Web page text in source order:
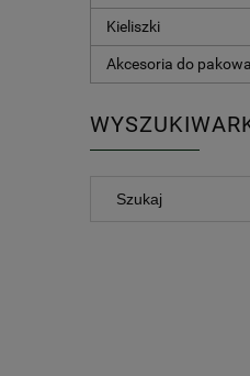
Kieliszki
Akcesoria do